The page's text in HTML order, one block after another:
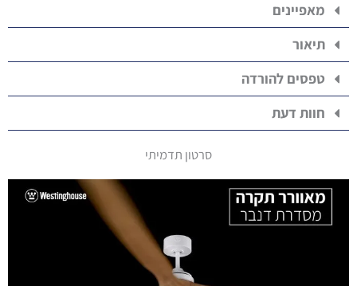
מאפיינים
תיאור
טפסים להורדה
חוות דעת
סרטון תדמיתי